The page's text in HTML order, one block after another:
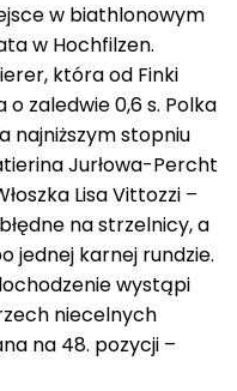
w biathlonowym
w Hochfilzen.
która od Finki
o zaledwie 0,6 s. Polka
najniższym stopniu
Jurłowa-Percht
Lisa Vittozzi –
na strzelnicy, a
jednej karnej rundzie.
wystąpi
niecelnych
na 48. pozycji –